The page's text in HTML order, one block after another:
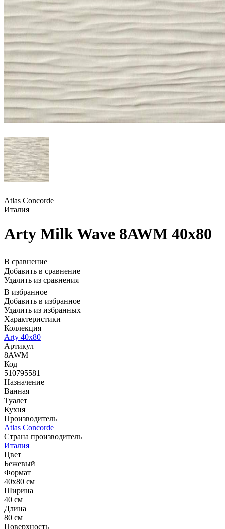
Atlas Concorde
Италия
Arty Milk Wave 8AWM 40x80
В сравнение
Добавить в сравнение
Удалить из сравнения
В избранное
Добавить в избранное
Удалить из избранных
Характеристики
Коллекция
Arty 40x80
Артикул
8AWM
Код
510795581
Назначение
Ванная
Туалет
Кухня
Производитель
Atlas Concorde
Страна производитель
Италия
Цвет
Бежевый
Формат
40x80 см
Ширина
40 см
Длина
80 см
Поверхность